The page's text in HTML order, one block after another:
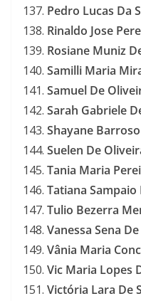
Pedro Lucas Da
Rinaldo Jose
Rosiane Muniz
Samilli Maria
Samuel De
Sarah Gabriele
Shayane
Suelen De
Tania Maria
Tatiana Sampaio
Tulio Bezerra
Vanessa Sena
Vânia Maria
Vic Maria Lopes
Victória Lara De